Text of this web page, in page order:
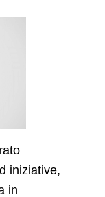
iniziative,
in